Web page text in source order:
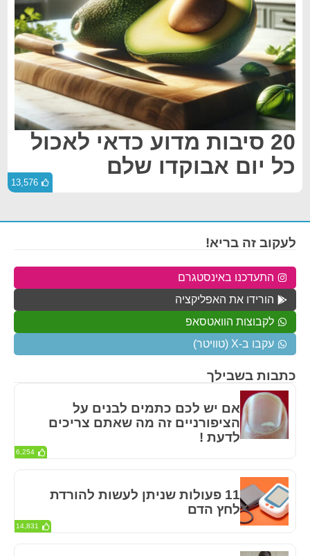
20 סיבות מדוע כדאי לאכול
כל יום אבוקדו שלם
13,576
כתבות בשבילך
אם יש לכם כתמים לבנים על
הציפורניים זה מה שאתם צריכים
לדעת !
6,254
11 פעולות שניתן לעשות להורדת
לחץ הדם
14,831
לעקוב זה בריא!
התעדכנו באינסטגרם
הורידו את האפליקציה
לקבוצות הוואטסאפ
עקבו ב-X (טוויטר)